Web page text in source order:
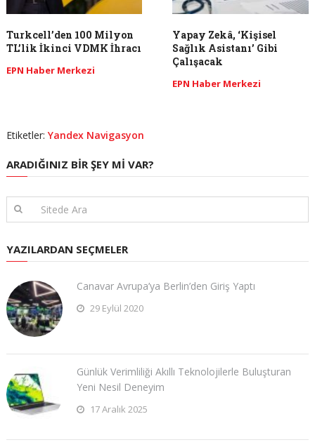
Turkcell’den 100 Milyon
TL’lik İkinci VDMK İhracı
EPN Haber Merkezi
Yapay Zekâ, ‘Kişisel
Sağlık Asistanı’ Gibi
Çalışacak
EPN Haber Merkezi
Etiketler: Yandex Navigasyon
ARADIĞINIZ BIR ŞEY MI VAR?
YAZILARDAN SEÇMELER
Canavar Avrupa’ya Berlin’den Giriş Yaptı
29 Eylül 2020
Günlük Verimliliği Akıllı Teknolojilerle Buluşturan
Yeni Nesil Deneyim
17 Aralık 2025